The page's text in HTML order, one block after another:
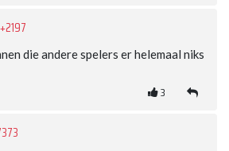
+2197
die andere spelers er helemaal niks
3